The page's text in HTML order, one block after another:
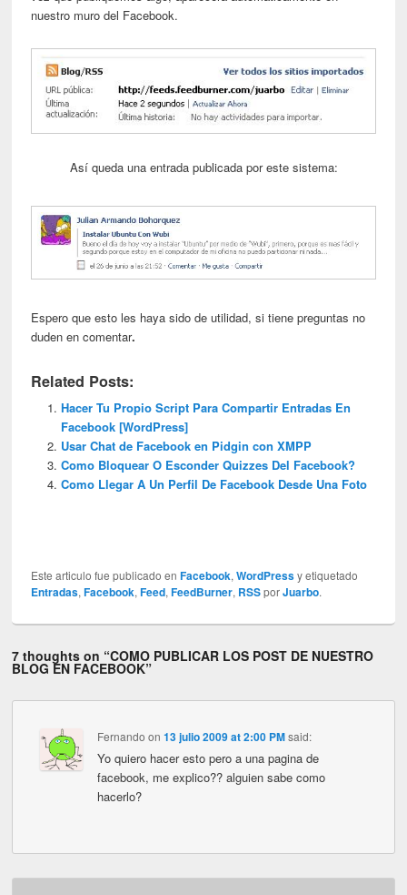
nuestro muro del Facebook.
Así­ queda una entrada publicada por este sistema:
Espero que esto les haya sido de utilidad, si tiene preguntas no
duden en comentar.
Related Posts:
Hacer Tu Propio Script Para Compartir Entradas En
Facebook [WordPress]
Usar Chat de Facebook en Pidgin con XMPP
Como Bloquear O Esconder Quizzes Del Facebook?
Como Llegar A Un Perfil De Facebook Desde Una Foto
Este articulo fue publicado enFacebook,WordPressy etiquetado
Entradas,Facebook,Feed,FeedBurner, RSSporJuarbo.
7 thoughts on “COMO PUBLICAR LOS POST DE NUESTRO
BLOG EN FACEBOOK”
Fernando on 13 julio 2009 at 2:00 PM said:
Yo quiero hacer esto pero a una pagina de
facebook, me explico?? alguien sabe como
hacerlo?